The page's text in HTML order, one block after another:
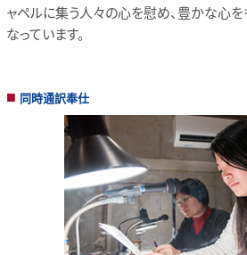
ャペルに集う人々の心を慰め、豊かな心
なっています。
同時通訳奉仕